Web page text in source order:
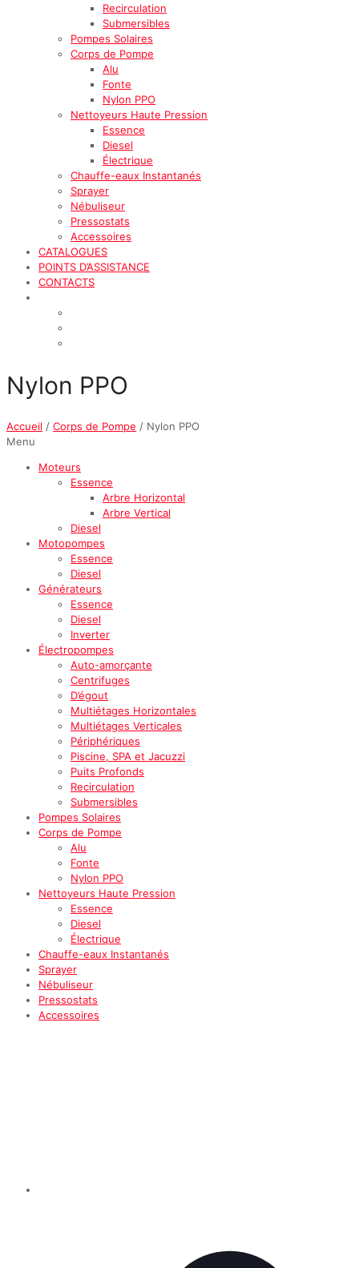
Recirculation
Submersibles
Pompes Solaires
Corps de Pompe
Alu
Fonte
Nylon PPO
Nettoyeurs Haute Pression
Essence
Diesel
Électrique
Chauffe-eaux Instantanés
Sprayer
Nébuliseur
Pressostats
Accessoires
CATALOGUES
POINTS D’ASSISTANCE
CONTACTS
Nylon PPO
Accueil / Corps de Pompe / Nylon PPO
Menu
Moteurs
Essence
Arbre Horizontal
Arbre Vertical
Diesel
Motopompes
Essence
Diesel
Générateurs
Essence
Diesel
Inverter
Électropompes
Auto-amorçante
Centrifuges
D’égout
Multiétages Horizontales
Multiétages Verticales
Périphériques
Piscine, SPA et Jacuzzi
Puits Profonds
Recirculation
Submersibles
Pompes Solaires
Corps de Pompe
Alu
Fonte
Nylon PPO
Nettoyeurs Haute Pression
Essence
Diesel
Électrique
Chauffe-eaux Instantanés
Sprayer
Nébuliseur
Pressostats
Accessoires